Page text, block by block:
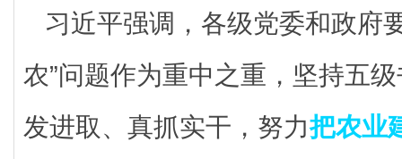
习近平强调，各级党委和政府
农”问题作为重中之重，坚持五
发进取、真抓实干，努力把农业